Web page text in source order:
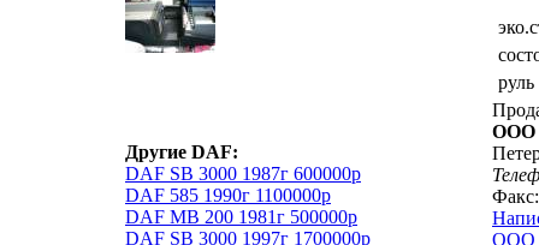
Другие DAF:
DAF SB 3000 1987г 600000р
DAF 585 1990г 1100000р
DAF MB 200 1981г 500000р
DAF SB 3000 1997г 1700000р
руль
ООО